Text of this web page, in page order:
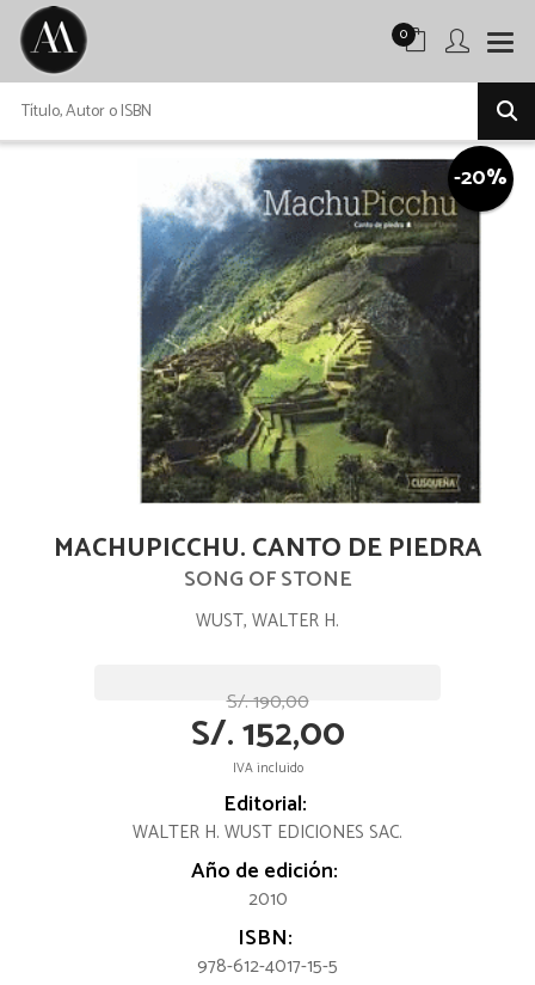
0
-20%
MACHUPICCHU. CANTO DE PIEDRA
SONG OF STONE
WUST, WALTER H.
S/. 190,00
S/. 152,00
IVA incluido
Editorial:
WALTER H. WUST EDICIONES SAC.
Año de edición:
2010
ISBN:
978-612-4017-15-5